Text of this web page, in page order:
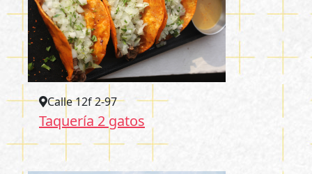
Calle 12f 2-97
Taquería 2 gatos